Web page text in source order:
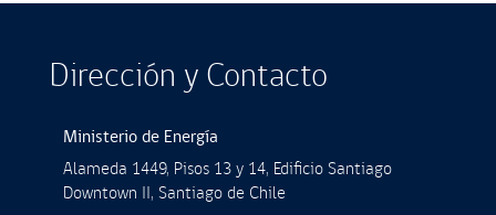
Dirección y Contacto
Ministerio de Energía
Alameda 1449, Pisos 13 y 14, Ediﬁcio Santiago
Downtown II, Santiago de Chile